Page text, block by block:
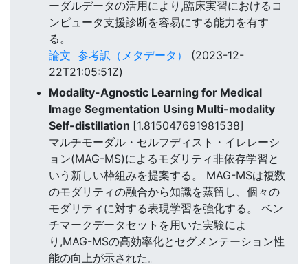
ーダルデータの活用により,臨床実習におけるコ
ンピュータ支援診断を容易にする能力を有す
る。
論文 参考訳（メタデータ）
(2023-12-
22T21:05:51Z)
Modality-Agnostic Learning for Medical
Image Segmentation Using Multi-modality
Self-distillation [1.815047691981538]
マルチモーダル・セルフディスト・イレレーシ
ョン(MAG-MS)によるモダリティ非依存学習と
いう新しい枠組みを提案する。 MAG-MSは複数
のモダリティの融合から知識を蒸留し、個々の
モダリティに対する表現学習を強化する。 ベン
チマークデータセットを用いた実験によ
り,MAG-MSの高効率化とセグメンテーション性
能の向上が示された。